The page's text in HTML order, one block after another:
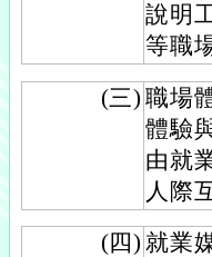
說明
等職
(三) 職場
體驗
由就
人際
(四) 就業